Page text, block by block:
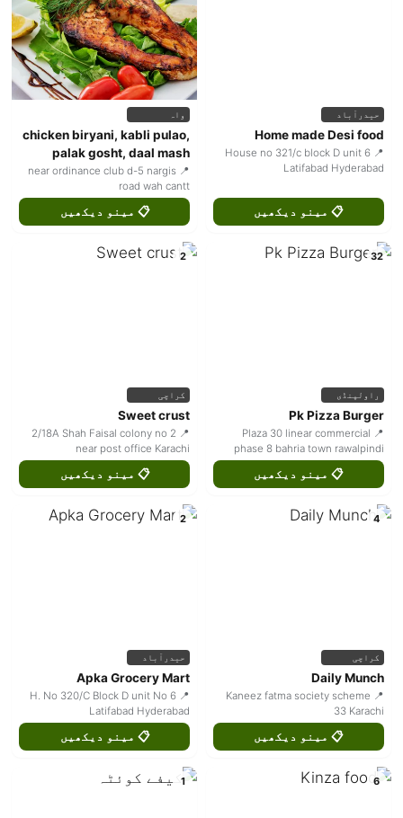
حیدرآباد
Home made Desi food
📍 House no 321/c block D unit 6
Latifabad Hyderabad
📋 مینو دیکھیں
واہ
chicken biryani, kabli pulao,
palak gosht, daal mash
📍 near ordinance club d-5 nargis
road wah cantt
📋 مینو دیکھیں
32
راولپنڈی
Pk Pizza Burger
📍 Plaza 30 linear commercial
phase 8 bahria town rawalpindi
📋 مینو دیکھیں
2
کراچی
Sweet crust
📍 2/18A Shah Faisal colony no 2
near post office Karachi
📋 مینو دیکھیں
4
کراچی
Daily Munch
📍 Kaneez fatma society scheme
33 Karachi
📋 مینو دیکھیں
2
حیدرآباد
Apka Grocery Mart
📍 H. No 320/C Block D unit No 6
Latifabad Hyderabad
📋 مینو دیکھیں
6
1